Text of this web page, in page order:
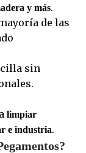
y más.
de las
sin
limpiar
e industria.